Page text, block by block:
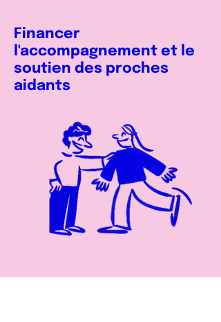
Financer
l'accompagnement et le
soutien des proches
aidants